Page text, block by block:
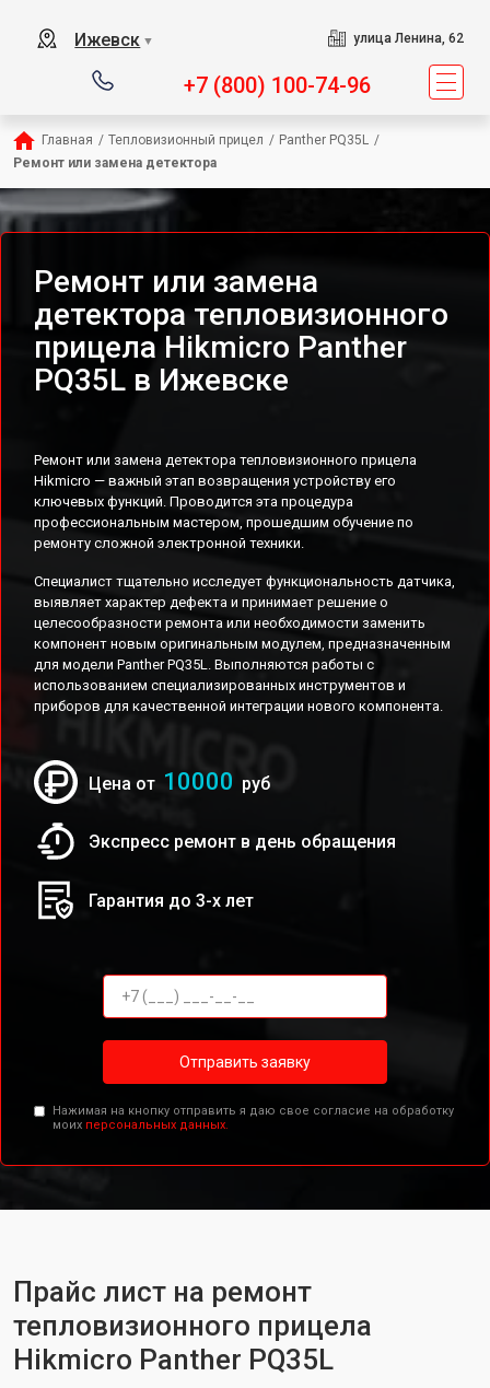
Ижевск ▼ улица Ленина, 62
+7 (800) 100-74-96
Главная / Тепловизионный прицел / Panther PQ35L /
Ремонт или замена детектора
Ремонт или замена
детектора тепловизионного
прицела Hikmicro Panther
PQ35L в Ижевске
Ремонт или замена детектора тепловизионного прицела
Hikmicro — важный этап возвращения устройству его
ключевых функций. Проводится эта процедура
профессиональным мастером, прошедшим обучение по
ремонту сложной электронной техники.
Специалист тщательно исследует функциональность датчика,
выявляет характер дефекта и принимает решение о
целесообразности ремонта или необходимости заменить
компонент новым оригинальным модулем, предназначенным
для модели Panther PQ35L. Выполняются работы с
использованием специализированных инструментов и
приборов для качественной интеграции нового компонента.
Цена от 10000 руб
Экспресс ремонт в день обращения
Гарантия до 3-х лет
Отправить заявку
Нажимая на кнопку отправить я даю свое согласие на обработку
моих персональных данных.
Прайс лист на ремонт
тепловизионного прицела
Hikmicro Panther PQ35L